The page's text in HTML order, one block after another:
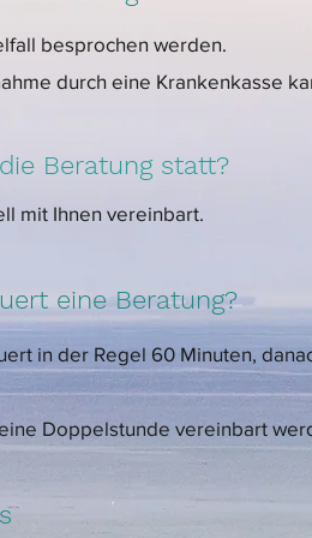
besprochen werden.
durch eine Krankenkasse
Beratung statt?
mit Ihnen vereinbart.
eine Beratung?
in der Regel 60 Minuten,
Doppelstunde vereinbart